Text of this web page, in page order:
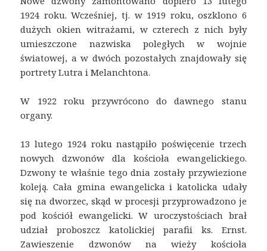
1924 roku. Wcześniej, tj. w 1919 roku, oszklono 6
dużych okien witrażami, w czterech z nich były
umieszczone nazwiska poległych w wojnie
światowej, a w dwóch pozostałych znajdowały się
portrety Lutra i Melanchtona.
W 1922 roku przywrócono do dawnego stanu
organy.
13 lutego 1924 roku nastąpiło poświęcenie trzech
nowych dzwonów dla kościoła ewangelickiego.
Dzwony te właśnie tego dnia zostały przywiezione
koleją. Cała gmina ewangelicka i katolicka udały
się na dworzec, skąd w procesji przyprowadzono je
pod kościół ewangelicki. W uroczystościach brał
udział proboszcz katolickiej parafii ks. Ernst.
Zawieszenie dzwonów na wieży kościoła